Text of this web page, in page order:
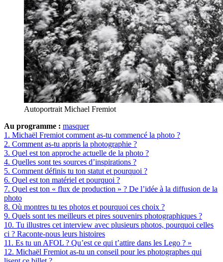
Autoportrait Michael Fremiot
Au programme : masquer
1. Michaël Fremiot comment as-tu commencé la photo ?
2. Comment as-tu appris la photographie ?
3. Quel est ton approche actuelle de la photo ?
4. Quelles sont tes sources d’inspirations ?
5. Comment définis tu ton statut et pourquoi ?
6. Quel est ton matériel et pourquoi ?
7. Quel est ton « flux de production » ? De l’idée à la diffusion de la
photo
8. Où montres tu tes photos et pourquoi ces choix ?
9. Quels sont tes meilleurs et pires souvenirs photographiques ?
10. Tu illustres cet interview avec plusieurs photos, pourquoi celles
ci ? Raconte-nous leurs histoires
11. Es tu un AFOL ? Qu’est ce qui t’attire dans les Lego ? »
12. Michaël Fremiot as-tu un conseil pour les photographes qui